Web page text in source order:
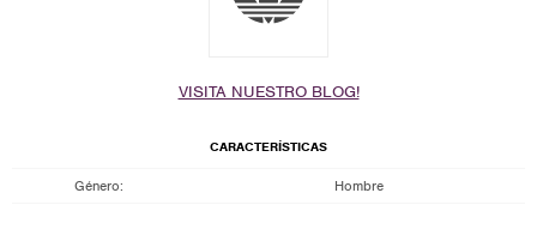
VISITA NUESTRO BLOG!
CARACTERÍSTICAS
Género Hombre